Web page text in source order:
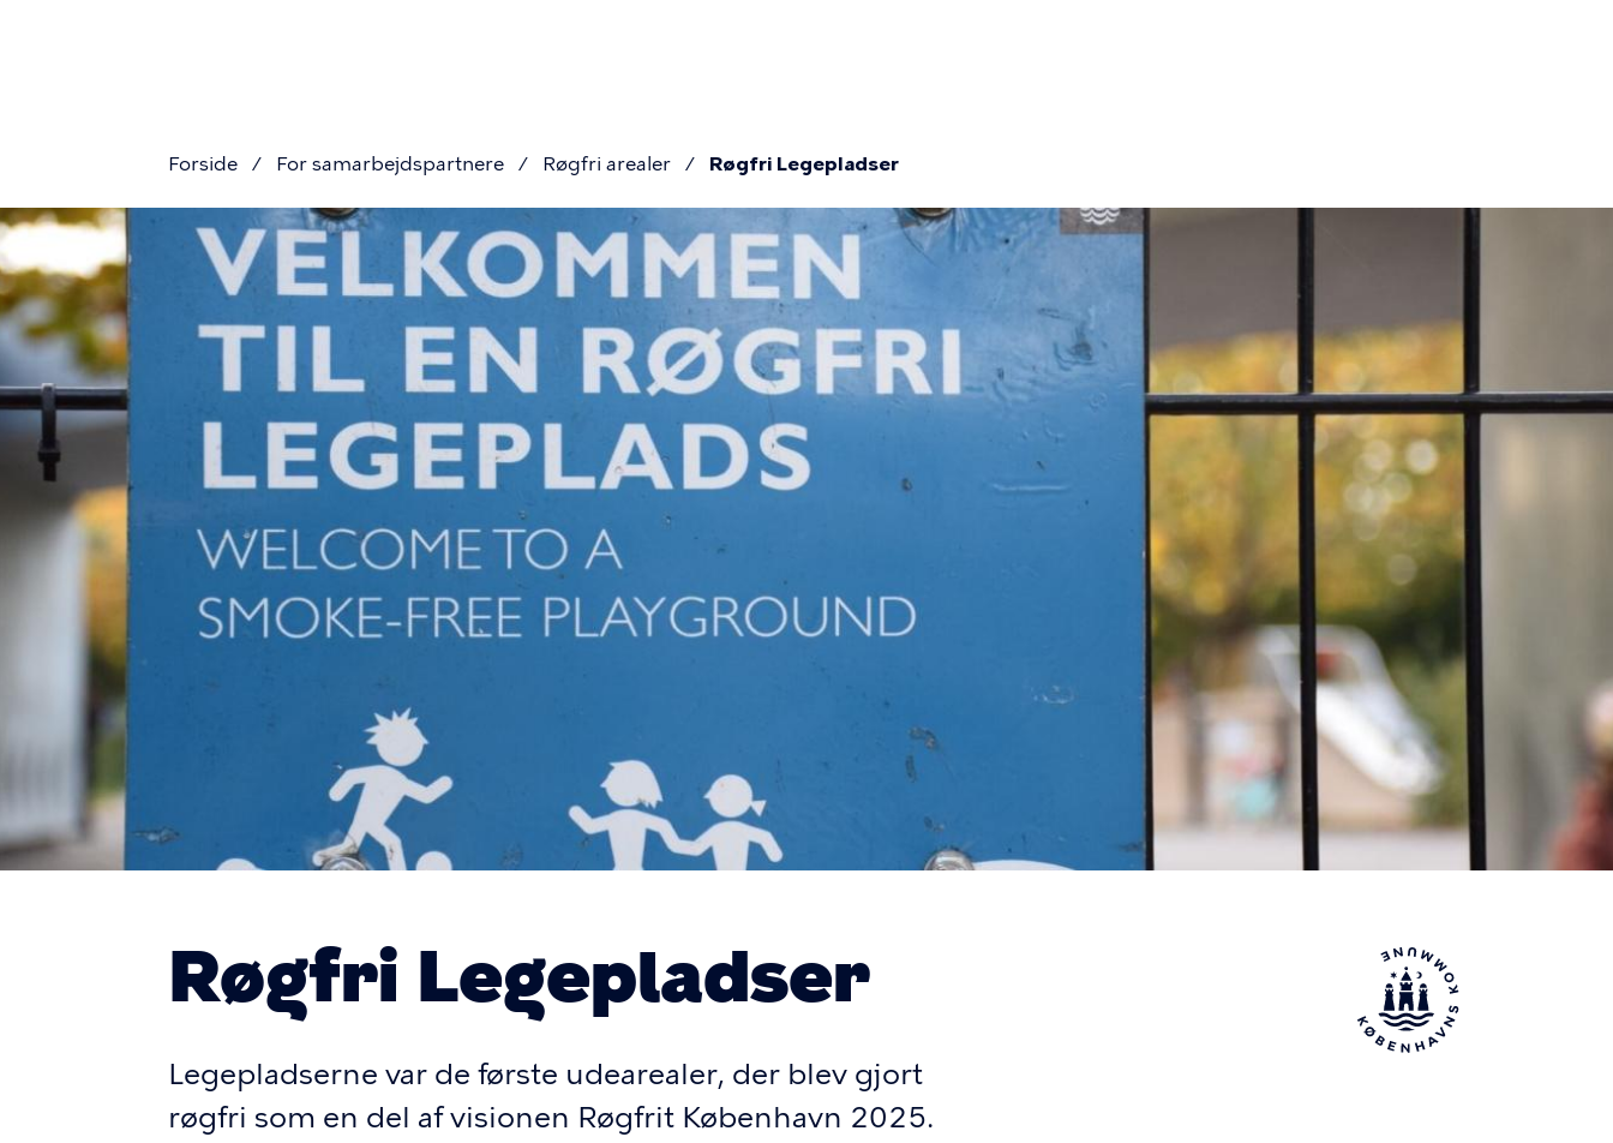
Brødkrumme
Forside For samarbejdspartnere Røgfri arealer Røgfri Legepladser
Røgfri Legepladser
Legepladserne var de første udearealer, der blev gjort
røgfri som en del af visionen Røgfrit København 2025.